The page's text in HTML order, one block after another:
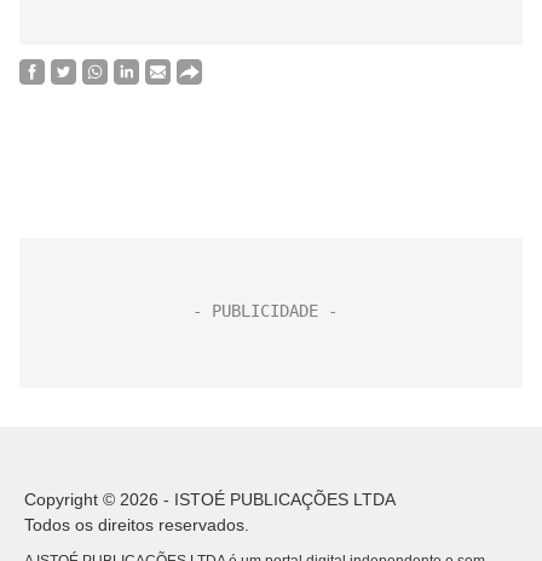
Copyright © 2026 - ISTOÉ PUBLICAÇÕES LTDA
Todos os direitos reservados.